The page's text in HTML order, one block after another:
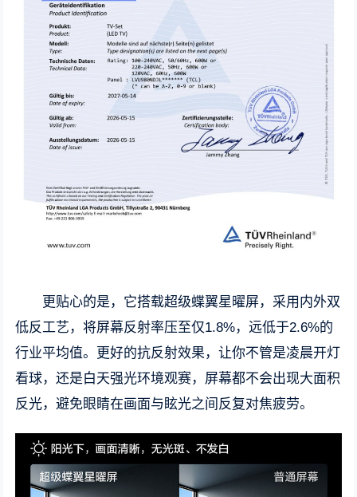
更贴心的是，它搭载超级蝶翼星曜屏，采用内外双
低反工艺，将屏幕反射率压至仅1.8%，远低于2.6%的
行业平均值。更好的抗反射效果，让你不管是凌晨开灯
看球，还是白天强光环境观赛，屏幕都不会出现大面积
反光，避免眼睛在画面与眩光之间反复对焦疲劳。